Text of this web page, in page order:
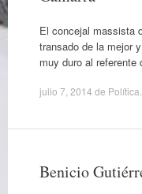
El concejal massista
transado de la mejor
muy duro al
julio 7, 2014 de Política
Benicio